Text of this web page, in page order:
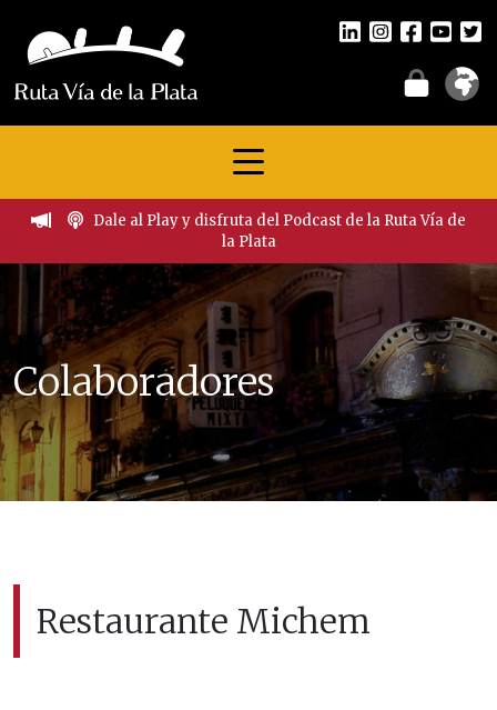
Dale al Play y disfruta del Podcast de la Ruta Vía de
la Plata
Colaboradores
Restaurante Michem